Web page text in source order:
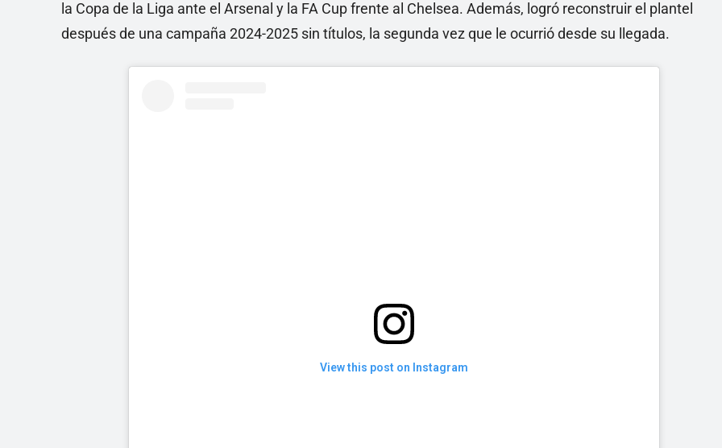
la Copa de la Liga ante el Arsenal y la FA Cup frente al Chelsea. Además, logró reconstruir el plantel
después de una campaña 2024-2025 sin títulos, la segunda vez que le ocurrió desde su llegada.
View this post on Instagram